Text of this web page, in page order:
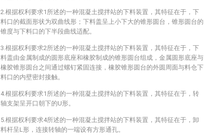
2.根据权利要求1所述的一种混凝土搅拌站的下料装置，其特征在于，下
料口的截面形状为双曲线形；下料盖呈上小下大的锥形圆台，锥形圆台的
锥度与下料口的下半段曲线适配。
3.根据权利要求2所述的一种混凝土搅拌站的下料装置，其特征在于，下
料盖由金属制成的圆形底座和橡胶制成的锥形圆台组成，金属圆形底座与
橡胶锥形圆台之间通过螺钉紧固连接，橡胶锥形圆台的外圆周面与料仓下
料口的内壁密封接触。
4.根据权利要求1所述的一种混凝土搅拌站的下料装置，其特征在于，转
轴支架呈开口朝下的U形。
5.根据权利要求4所述的一种混凝土搅拌站的下料装置，其特征在于，卸
料杆呈L形，连接转轴的一端设有方形通孔。